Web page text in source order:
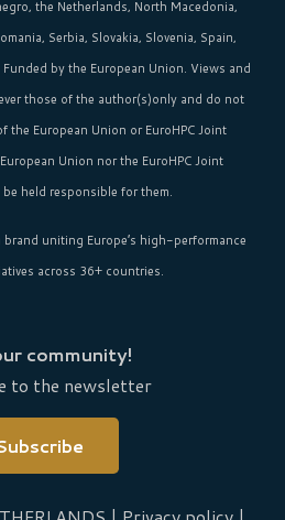
the Netherlands, North Macedonia,
Serbia, Slovakia, Slovenia, Spain,
by the European Union. Views and
those of the author(s)only and do not
the European Union or EuroHPC Joint
Union nor the EuroHPC Joint
held responsible for them.
brand uniting Europe’s high-performance
across 36+ countries.
community!
to the newsletter